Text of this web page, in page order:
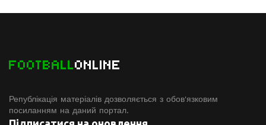
FOOTBALLONLINE
Републікація матеріалів дозволяється з обов'язковим
посиланням на даний портал.